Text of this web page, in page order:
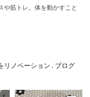
や筋トレ。体を動かすこと
リノベーション . ブログ